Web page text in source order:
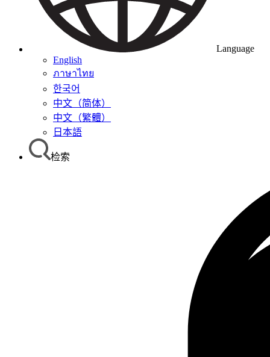
Language
English
ภาษาไทย
한국어
中文（简体）
中文（繁體）
日本語
检索